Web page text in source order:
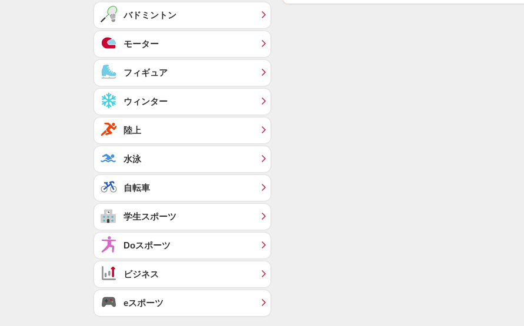
バドミントン
モーター
フィギュア
ウィンター
陸上
水泳
自転車
学生スポーツ
Doスポーツ
ビジネス
eスポーツ